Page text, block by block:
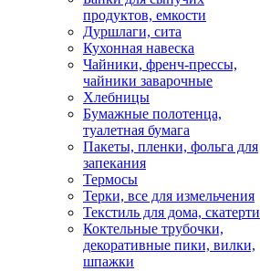
продуктов, емкости
Дуршлаги, сита
Кухонная навеска
Чайники, френч-прессы,
чайники заварочные
Хлебницы
Бумажные полотенца,
туалетная бумага
Пакеты, пленки, фольга для
запекания
Термосы
Терки, все для измельчения
Текстиль для дома, скатерти
Коктельные трубочки,
декоративные пики, вилки,
шпажки